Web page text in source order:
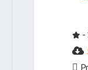
-